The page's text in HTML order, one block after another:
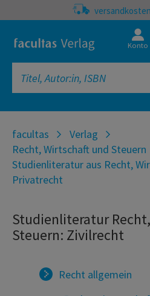
Konto
facultas
Verlag
Recht, Wirtschaft und Steuern
Studienliteratur aus Recht,
Privatrecht
Studienliteratur
Steuern: Zivilrecht
Recht allgemein